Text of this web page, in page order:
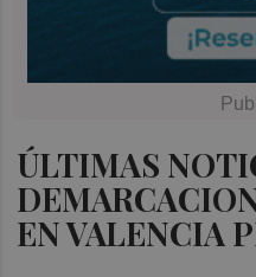
ÚLTIMAS
EN VALENCIA